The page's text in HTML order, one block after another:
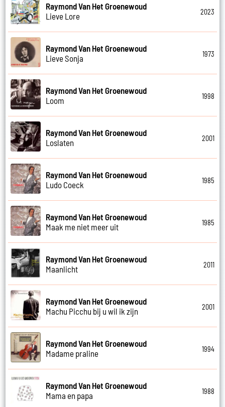
Raymond Van Het Groenewoud
Lieve Lore
2023
Raymond Van Het Groenewoud
Lieve Sonja
1973
Raymond Van Het Groenewoud
Loom
1998
Raymond Van Het Groenewoud
Loslaten
2001
Raymond Van Het Groenewoud
Ludo Coeck
1985
Raymond Van Het Groenewoud
Maak me niet meer uit
1985
Raymond Van Het Groenewoud
Maanlicht
2011
Raymond Van Het Groenewoud
Machu Picchu bij u wil ik zijn
2001
Raymond Van Het Groenewoud
Madame praline
1994
Raymond Van Het Groenewoud
Mama en papa
1988